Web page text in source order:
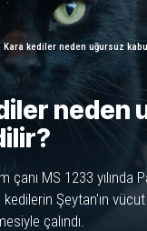
Kara kediler neden uğursuz
neden
çanı MS 1233 yılında
Şeytan'ın
çalındı.